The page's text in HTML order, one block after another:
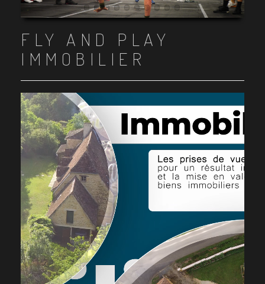
Item 1
Item 2
Item 3
Item 4
Item 5
Item 6
Item 7
Item 8
Item 9
Item 10
FLY AND PLAY
IMMOBILIER